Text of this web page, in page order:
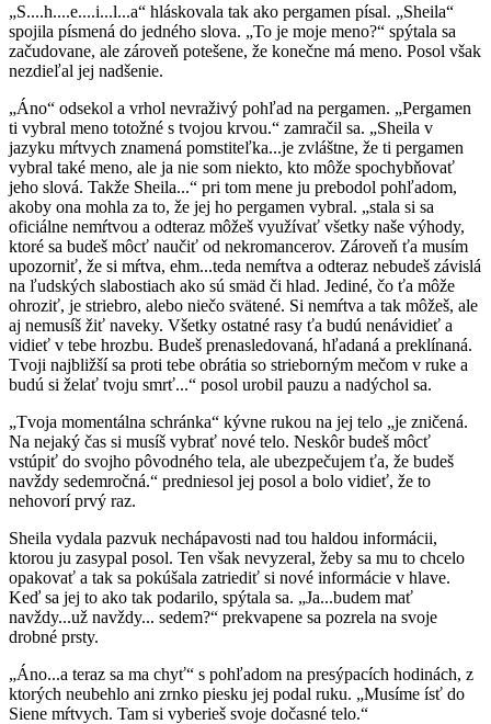
„S....h....e....i...l...a“ hláskovala tak ako pergamen písal. „Sheila“
spojila písmená do jedného slova. „To je moje meno?“ spýtala sa
začudovane, ale zároveň potešene, že konečne má meno. Posol však
nezdieľal jej nadšenie.
„Áno“ odsekol a vrhol nevraživý pohľad na pergamen. „Pergamen
ti vybral meno totožné s tvojou krvou.“ zamračil sa. „Sheila v
jazyku mŕtvych znamená pomstiteľka...je zvláštne, že ti pergamen
vybral také meno, ale ja nie som niekto, kto môže spochybňovať
jeho slová. Takže Sheila...“ pri tom mene ju prebodol pohľadom,
akoby ona mohla za to, že jej ho pergamen vybral. „stala si sa
oficiálne nemŕtvou a odteraz môžeš využívať všetky naše výhody,
ktoré sa budeš môcť naučiť od nekromancerov. Zároveň ťa musím
upozorniť, že si mŕtva, ehm...teda nemŕtva a odteraz nebudeš závislá
na ľudských slabostiach ako sú smäd či hlad. Jediné, čo ťa môže
ohroziť, je striebro, alebo niečo svätené. Si nemŕtva a tak môžeš, ale
aj nemusíš žiť naveky. Všetky ostatné rasy ťa budú nenávidieť a
vidieť v tebe hrozbu. Budeš prenasledovaná, hľadaná a preklínaná.
Tvoji najbližší sa proti tebe obrátia so strieborným mečom v ruke a
budú si želať tvoju smrť...“ posol urobil pauzu a nadýchol sa.
„Tvoja momentálna schránka“ kývne rukou na jej telo „je zničená.
Na nejaký čas si musíš vybrať nové telo. Neskôr budeš môcť
vstúpiť do svojho pôvodného tela, ale ubezpečujem ťa, že budeš
navždy sedemročná.“ predniesol jej posol a bolo vidieť, že to
nehovorí prvý raz.
Sheila vydala pazvuk nechápavosti nad tou haldou informácii,
ktorou ju zasypal posol. Ten však nevyzeral, žeby sa mu to chcelo
opakovať a tak sa pokúšala zatriediť si nové informácie v hlave.
Keď sa jej to ako tak podarilo, spýtala sa. „Ja...budem mať
navždy...už navždy... sedem?“ prekvapene sa pozrela na svoje
drobné prsty.
„Áno...a teraz sa ma chyť“ s pohľadom na presýpacích hodinách, z
ktorých neubehlo ani zrnko piesku jej podal ruku. „Musíme ísť do
Siene mŕtvych. Tam si vyberieš svoje dočasné telo.“